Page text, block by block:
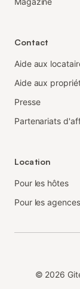
Contact
Aide aux
Aide aux
Presse
Partenariats
Location
Pour les hôtes
Pour les
© 2026